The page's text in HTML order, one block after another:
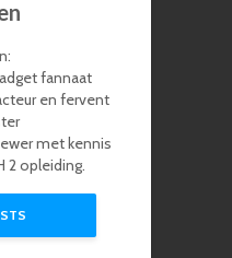
fannaat
en fervent
met kennis
2 opleiding.